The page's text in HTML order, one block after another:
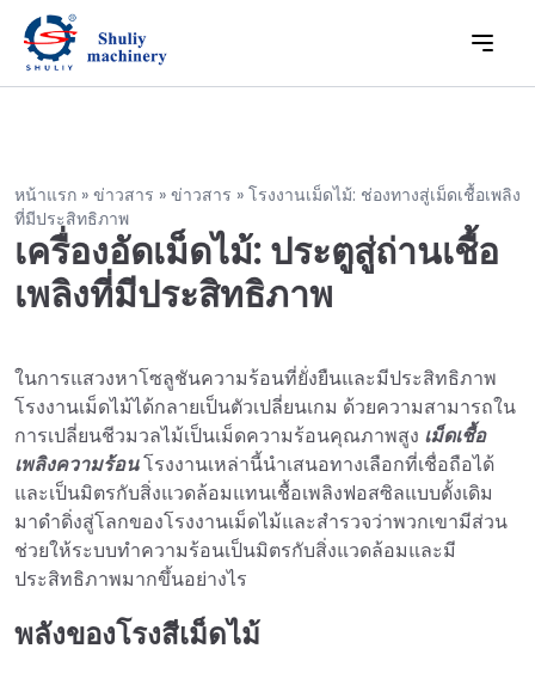
หน้าแรก » ข่าวสาร » ข่าวสาร » โรงงานเม็ดไม้: ช่องทางสู่เม็ดเชื้อเพลิง
ที่มีประสิทธิภาพ
เครื่องอัดเม็ดไม้: ประตูสู่ถ่านเชื้อ
เพลิงที่มีประสิทธิภาพ
ในการแสวงหาโซลูชันความร้อนที่ยั่งยืนและมีประสิทธิภาพ
โรงงานเม็ดไม้ได้กลายเป็นตัวเปลี่ยนเกม ด้วยความสามารถใน
การเปลี่ยนชีวมวลไม้เป็นเม็ดความร้อนคุณภาพสูง เม็ดเชื้อ
เพลิงความร้อนโรงงานเหล่านี้นำเสนอทางเลือกที่เชื่อถือได้
และเป็นมิตรกับสิ่งแวดล้อมแทนเชื้อเพลิงฟอสซิลแบบดั้งเดิม
มาดำดิ่งสู่โลกของโรงงานเม็ดไม้และสำรวจว่าพวกเขามีส่วน
ช่วยให้ระบบทำความร้อนเป็นมิตรกับสิ่งแวดล้อมและมี
ประสิทธิภาพมากขึ้นอย่างไร
พลังของโรงสีเม็ดไม้